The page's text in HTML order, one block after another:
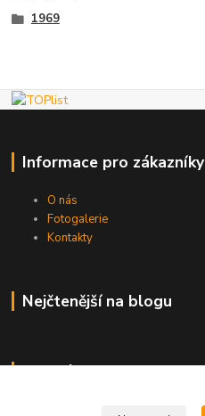
1969
Informace pro zákazníky
O nás
Fotogalerie
Kontakty
Nejčtenější na blogu
Kde nás najdete